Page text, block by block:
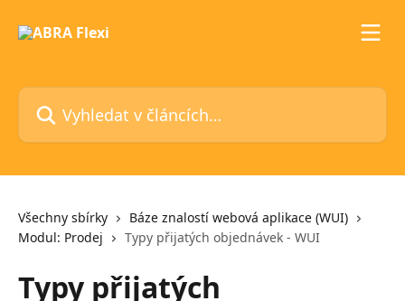
Vyhledat v článcích…
Všechny sbírky
Báze znalostí webová aplikace (WUI)
Modul: Prodej
Typy přijatých objednávek - WUI
Typy přijatých